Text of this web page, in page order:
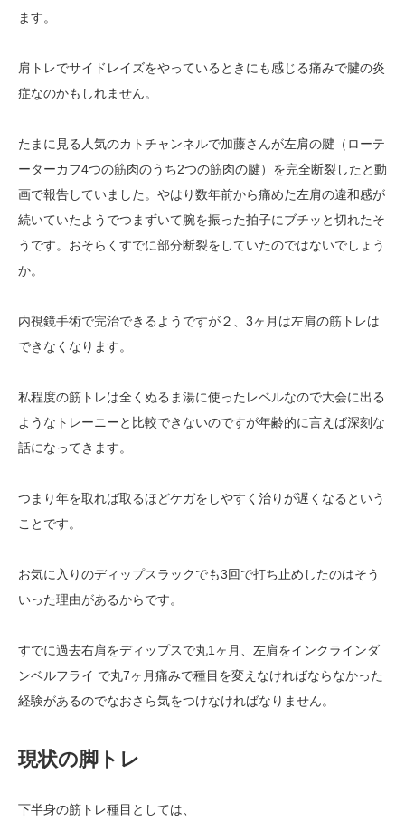
ます。
肩トレでサイドレイズをやっているときにも感じる痛みで腱の炎
症なのかもしれません。
たまに見る人気のカトチャンネルで加藤さんが左肩の腱（ローテ
ーターカフ4つの筋肉のうち2つの筋肉の腱）を完全断裂したと動
画で報告していました。やはり数年前から痛めた左肩の違和感が
続いていたようでつまずいて腕を振った拍子にブチッと切れたそ
うです。おそらくすでに部分断裂をしていたのではないでしょう
か。
内視鏡手術で完治できるようですが２、3ヶ月は左肩の筋トレは
できなくなります。
私程度の筋トレは全くぬるま湯に使ったレベルなので大会に出る
ようなトレーニーと比較できないのですが年齢的に言えば深刻な
話になってきます。
つまり年を取れば取るほどケガをしやすく治りが遅くなるという
ことです。
お気に入りのディップスラックでも3回で打ち止めしたのはそう
いった理由があるからです。
すでに過去右肩をディップスで丸1ヶ月、左肩をインクラインダ
ンベルフライ で丸7ヶ月痛みで種目を変えなければならなかった
経験があるのでなおさら気をつけなければなりません。
現状の脚トレ
下半身の筋トレ種目としては、